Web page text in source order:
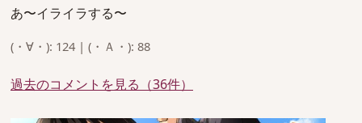
あ〜イライラする〜
(・∀・): 124 | (・Ａ・): 88
過去のコメントを見る（36件）